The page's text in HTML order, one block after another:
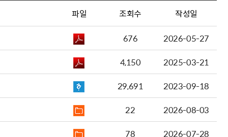
파일 조회수 작성일
676
2026-05-27
4,150
2025-03-21
29,691
2023-09-18
22
2026-08-03
78
2026-07-28